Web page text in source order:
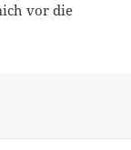
vor die
ins andere oder: wie